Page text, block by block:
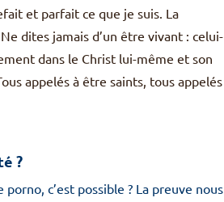
et parfait ce que je suis. La
dites jamais d’un être vivant : celui-
dans le Christ lui-même et son
appelés à être saints, tous appelés
?
c’est possible ? La preuve nous